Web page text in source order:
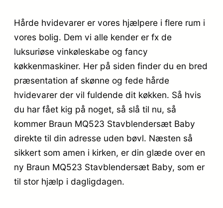
Hårde hvidevarer er vores hjælpere i flere rum i
vores bolig. Dem vi alle kender er fx de
luksuriøse vinkøleskabe og fancy
køkkenmaskiner. Her på siden finder du en bred
præsentation af skønne og fede hårde
hvidevarer der vil fuldende dit køkken. Så hvis
du har fået kig på noget, så slå til nu, så
kommer Braun MQ523 Stavblendersæt Baby
direkte til din adresse uden bøvl. Næsten så
sikkert som amen i kirken, er din glæde over en
ny Braun MQ523 Stavblendersæt Baby, som er
til stor hjælp i dagligdagen.